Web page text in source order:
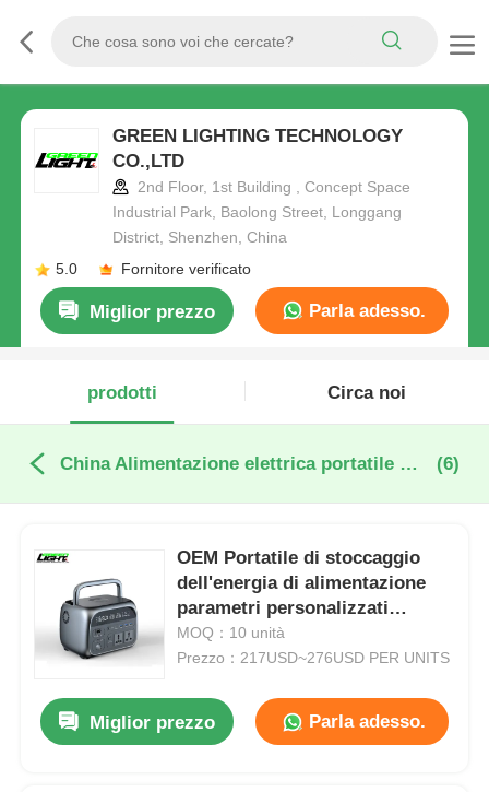
GREEN LIGHTING TECHNOLOGY
CO.,LTD
2nd Floor, 1st Building , Concept Space
Industrial Park, Baolong Street, Longgang
District, Shenzhen, China
5.0
Fornitore verificato
Miglior prezzo Parla adesso.
prodotti Circa noi
China Alimentazione elettrica portatile di immagazzinamento dell'energia (6)
OEM Portatile di stoccaggio
dell'energia di alimentazione
parametri personalizzati
centrale elettrica portatile
MOQ：10 unità
Prezzo：217USD~276USD PER UNITS
Miglior prezzo Parla adesso.